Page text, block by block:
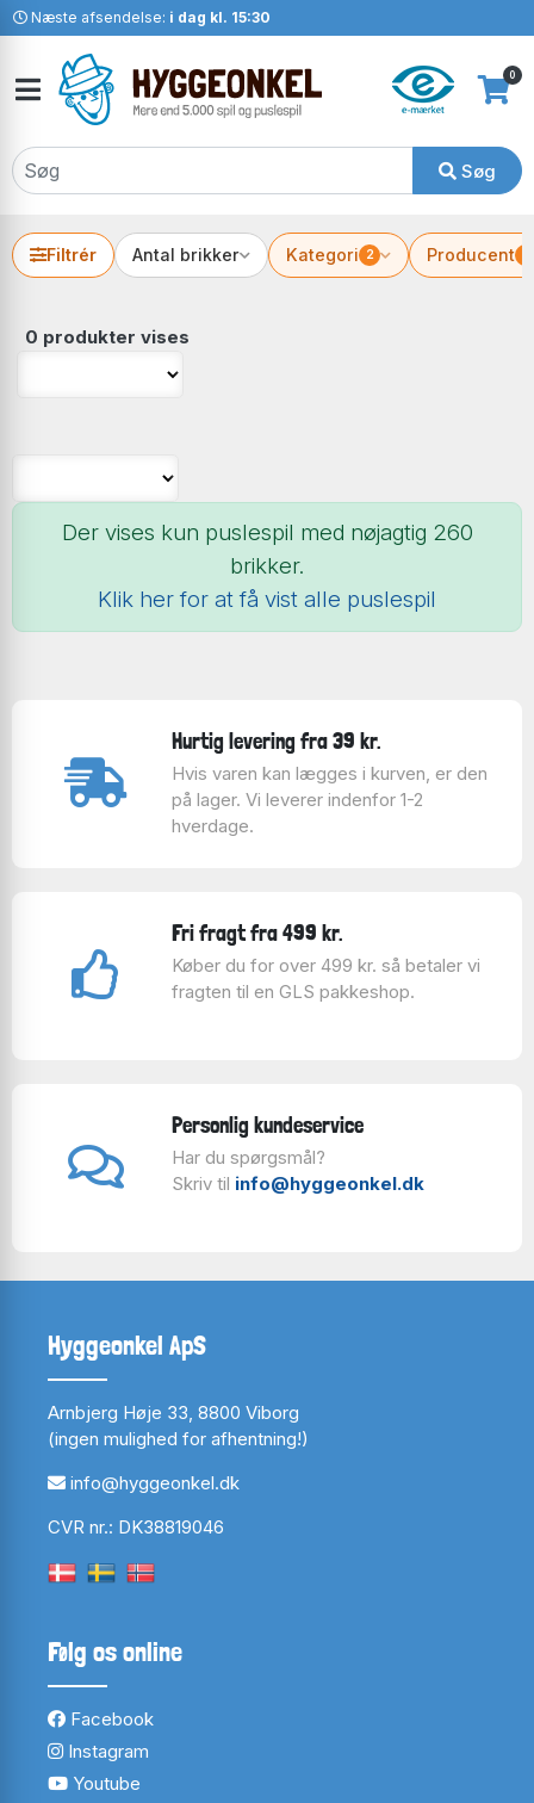
Næste afsendelse: i dag kl. 15:30
Søg
0
Filtrér Antal brikker Kategori 2 Producent
0 produkter vises
Der vises kun puslespil med nøjagtig 260
brikker.
Klik her for at få vist alle puslespil
Hurtig levering fra 39 kr.
Hvis varen kan lægges i kurven, er den
på lager. Vi leverer indenfor 1-2
hverdage.
Fri fragt fra 499 kr.
Køber du for over 499 kr. så betaler vi
fragten til en GLS pakkeshop.
Personlig kundeservice
Har du spørgsmål?
Skriv til info@hyggeonkel.dk
Hyggeonkel ApS
Arnbjerg Høje 33, 8800 Viborg
(ingen mulighed for afhentning!)
info@hyggeonkel.dk
CVR nr.: DK38819046
Følg os online
Facebook
Instagram
Youtube